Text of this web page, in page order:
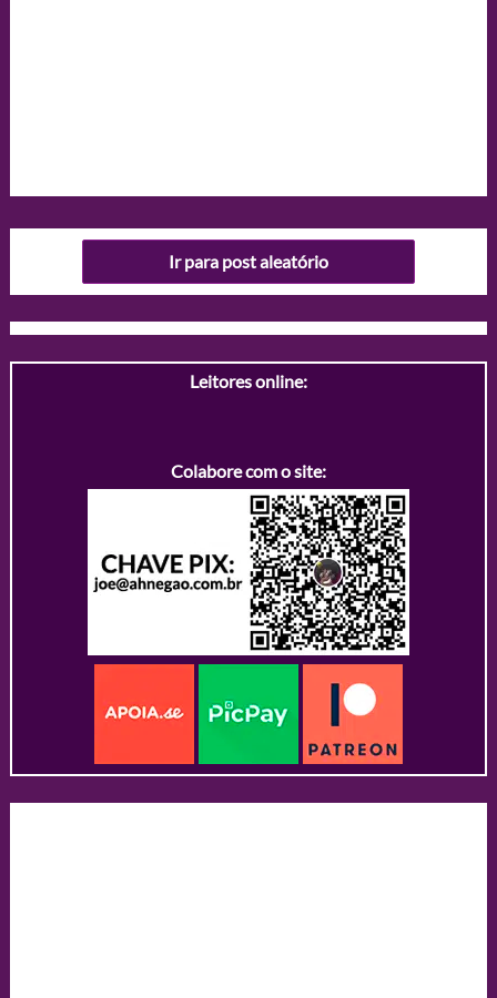
Ir para post aleatório
Leitores online:
Colabore com o site: